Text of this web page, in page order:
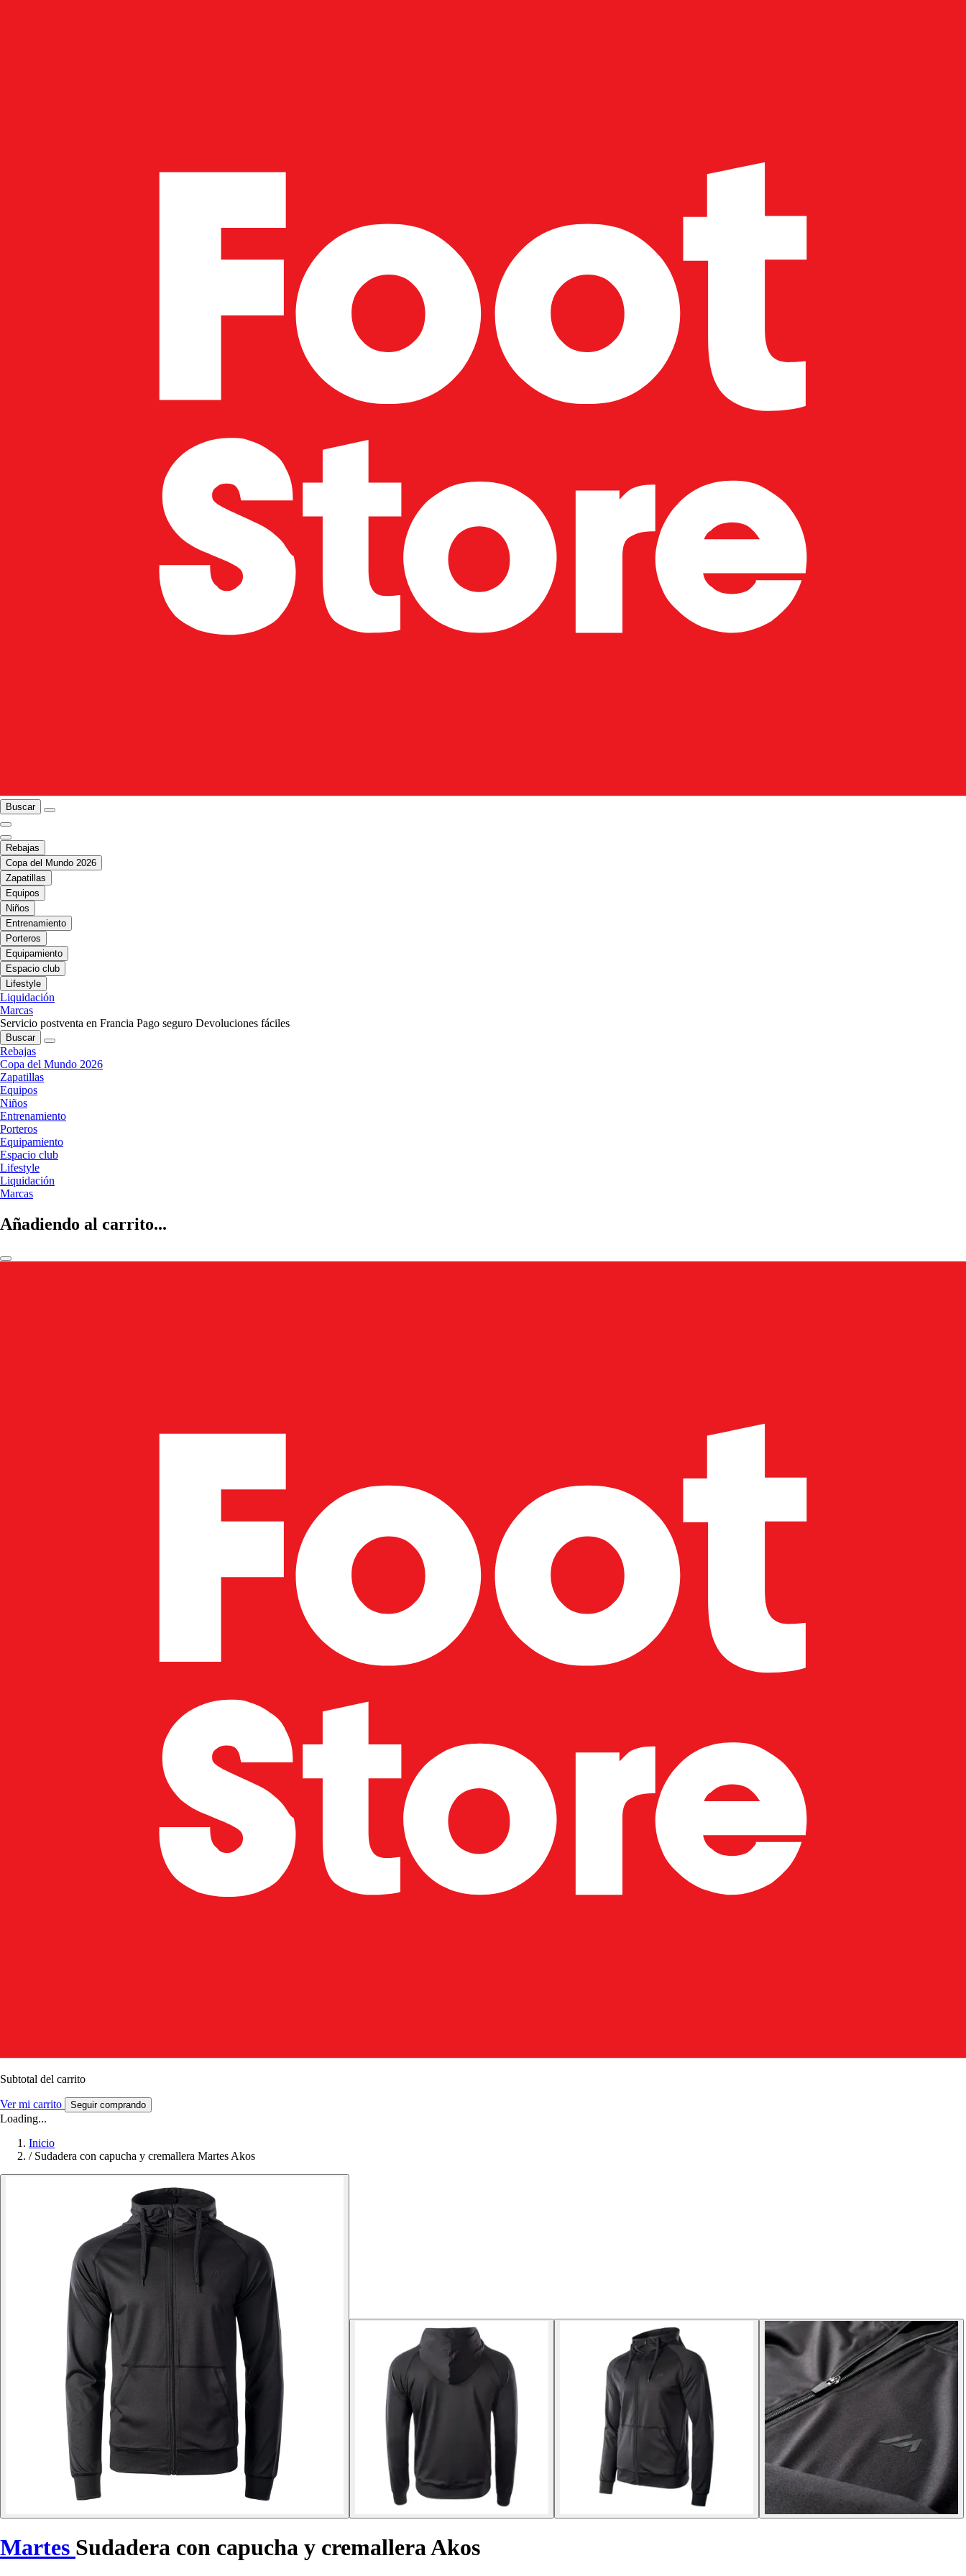
Buscar
Rebajas
Copa del Mundo 2026
Zapatillas
Equipos
Niños
Entrenamiento
Porteros
Equipamiento
Espacio club
Lifestyle
Liquidación
Marcas
Servicio postventa en Francia Pago seguro Devoluciones fáciles
Buscar
Rebajas
Copa del Mundo 2026
Zapatillas
Equipos
Niños
Entrenamiento
Porteros
Equipamiento
Espacio club
Lifestyle
Liquidación
Marcas
Añadiendo al carrito...
Subtotal del carrito
Ver mi carrito Seguir comprando
Loading...
Inicio
/ Sudadera con capucha y cremallera Martes Akos
Martes Sudadera con capucha y cremallera Akos